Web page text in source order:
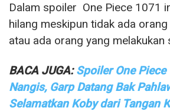
Dalam spoiler One Piece 1071
hilang meskipun tidak ada
atau ada orang yang melakukan
BACA JUGA:Spoiler One
Nangis, Garp Datang Bak
Selamatkan Koby dari Tangan